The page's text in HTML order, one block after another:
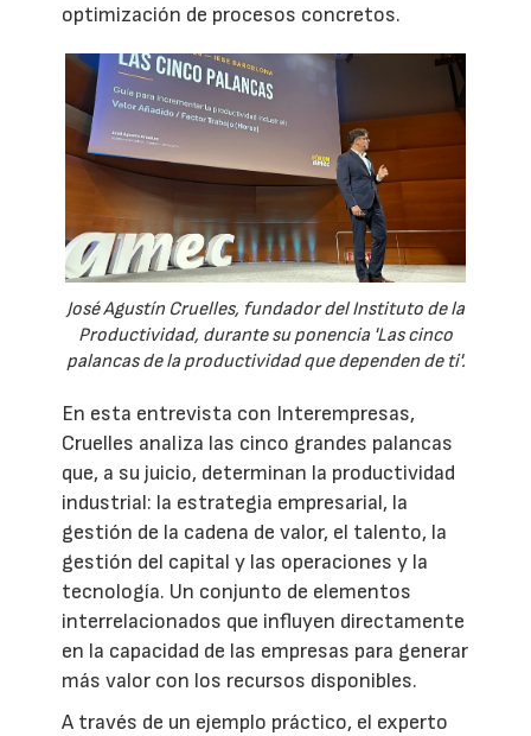
optimización de procesos concretos.
José Agustín Cruelles, fundador del Instituto de la
Productividad, durante su ponencia 'Las cinco
palancas de la productividad que dependen de ti'.
En esta entrevista con Interempresas,
Cruelles analiza las cinco grandes palancas
que, a su juicio, determinan la productividad
industrial: la estrategia empresarial, la
gestión de la cadena de valor, el talento, la
gestión del capital y las operaciones y la
tecnología. Un conjunto de elementos
interrelacionados que influyen directamente
en la capacidad de las empresas para generar
más valor con los recursos disponibles.
A través de un ejemplo práctico, el experto